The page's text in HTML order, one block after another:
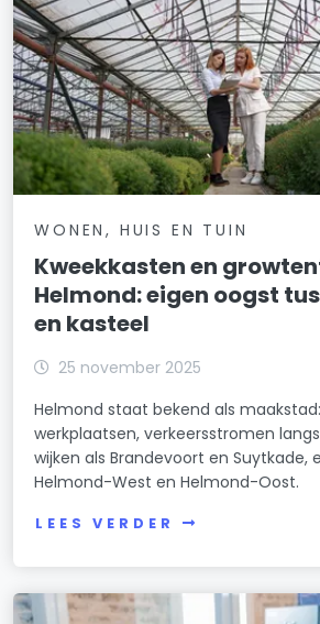
WONEN, HUIS EN TUIN
Kweekkasten en
Helmond: eigen oogst
en kasteel
25 november 2025
Helmond staat bekend als
werkplaatsen, verkeersstromen
wijken als Brandevoort en Suytkade,
Helmond-West en Helmond-Oost.
LEES VERDER